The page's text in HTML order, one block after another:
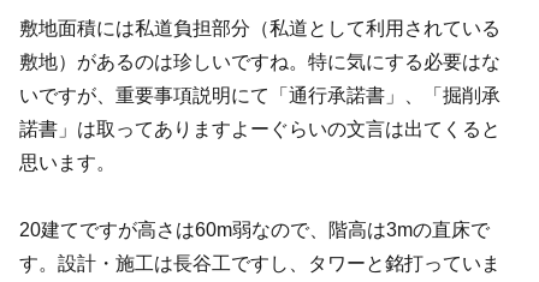
敷地面積には私道負担部分（私道として利用されている
敷地）があるのは珍しいですね。特に気にする必要はな
いですが、重要事項説明にて「通行承諾書」、「掘削承
諾書」は取ってありますよーぐらいの文言は出てくると
思います。
20建てですが高さは60m弱なので、階高は3mの直床で
す。設計・施工は長谷工ですし、タワーと銘打っていま